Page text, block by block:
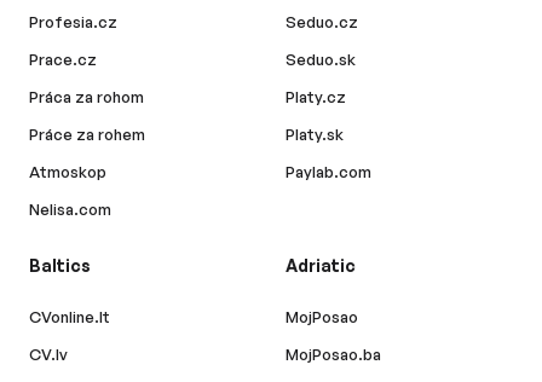
Profesia.cz
Prace.cz
Práca za rohom
Práce za rohem
Atmoskop
Nelisa.com
Seduo.cz
Seduo.sk
Platy.cz
Platy.sk
Paylab.com
Baltics
CVonline.lt
CV.lv
Adriatic
MojPosao
MojPosao.ba